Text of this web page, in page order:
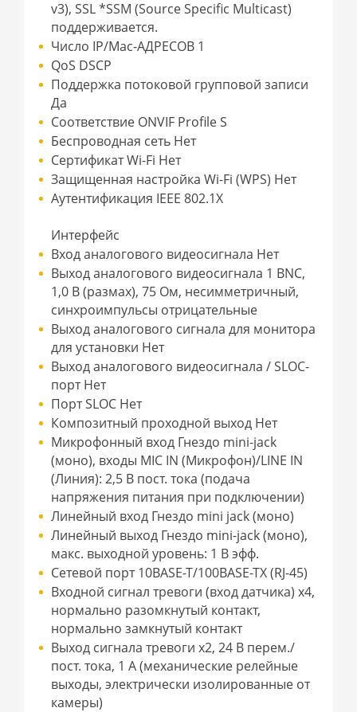
v3), SSL *SSM (Source Specific Multicast)
поддерживается.
Число IP/Mac-АДРЕСОВ 1
QoS DSCP
Поддержка потоковой групповой записи
Да
Соответствие ONVIF Profile S
Беспроводная сеть Нет
Сертификат Wi-Fi Нет
Защищенная настройка Wi-Fi (WPS) Нет
Аутентификация IEEE 802.1X
Интерфейс
Вход аналогового видеосигнала Нет
Выход аналогового видеосигнала 1 BNC,
1,0 В (размах), 75 Ом, несимметричный,
синхроимпульсы отрицательные
Выход аналогового сигнала для монитора
для установки Нет
Выход аналогового видеосигнала / SLOC-
порт Нет
Порт SLOC Нет
Композитный проходной выход Нет
Микрофонный вход Гнездо mini-jack
(моно), входы MIC IN (Микрофон)/LINE IN
(Линия): 2,5 В пост. тока (подача
напряжения питания при подключении)
Линейный вход Гнездо mini jack (моно)
Линейный выход Гнездо mini-jack (моно),
макс. выходной уровень: 1 В эфф.
Сетевой порт 10BASE-T/100BASE-TX (RJ-45)
Входной сигнал тревоги (вход датчика) х4,
нормально разомкнутый контакт,
нормально замкнутый контакт
Выход сигнала тревоги x2, 24 В перем./
пост. тока, 1 A (механические релейные
выходы, электрически изолированные от
камеры)